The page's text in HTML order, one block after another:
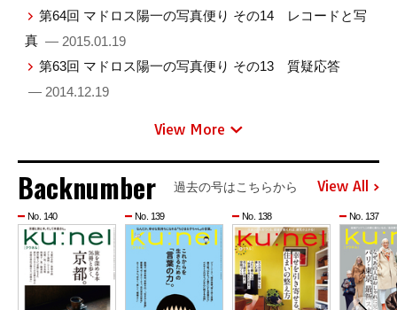
第64回 マドロス陽一の写真便り その14 レコードと写
真 — 2015.01.19
第63回 マドロス陽一の写真便り その13 質疑応答
— 2014.12.19
View More
Backnumber 過去の号はこちらから View All
No. 140 No. 139 No. 138 No. 137